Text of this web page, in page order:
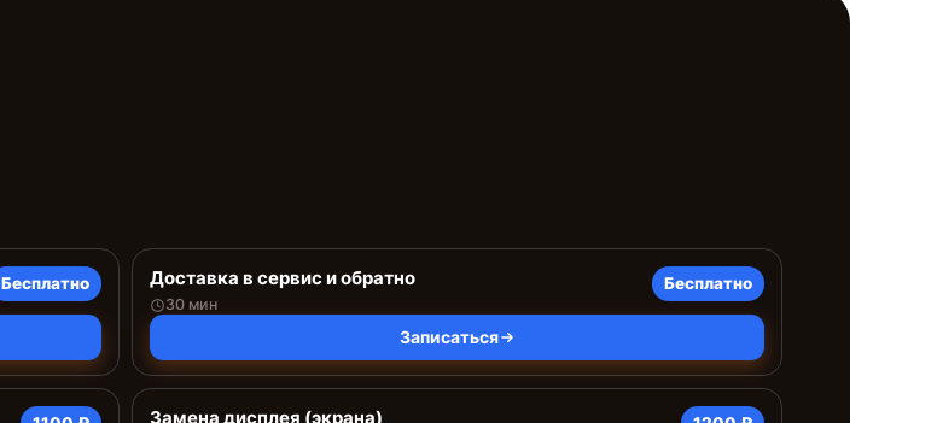
Бесплатно Доставка в сервис и обратно
30 мин
Бесплатно
Записаться
Замена дисплея (экрана)